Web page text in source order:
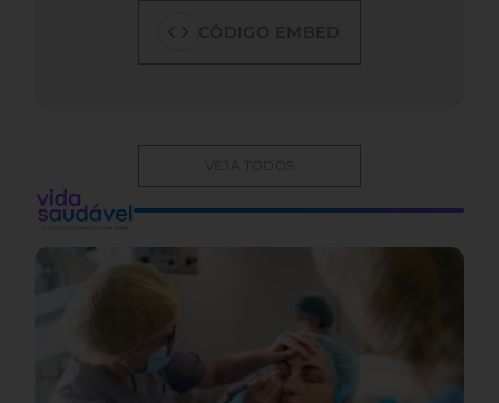
VEJA TODOS